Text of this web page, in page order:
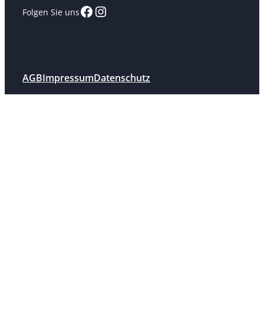
Folgen Sie unsFacebook
Instagram
AGBImpressumDatenschutz